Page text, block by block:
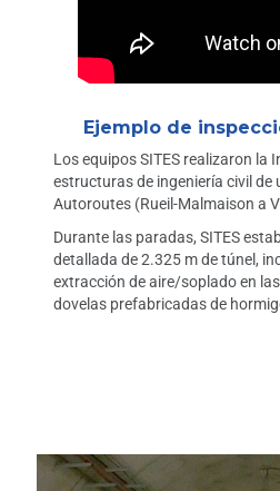
Ejemplo de
Los equipos SITES realizaron la
estructuras de ingeniería civil de
Autoroutes (Rueil-Malmaison a
Durante las paradas, SITES
detallada de 2.325 m de túnel,
extracción de aire/soplado en
dovelas prefabricadas de